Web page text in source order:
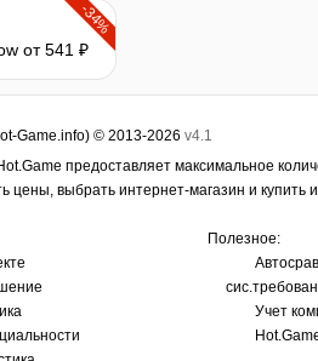
-34%
от 541 ₽
Game.info) © 2013-2026 v4.1
предоставляет максимальное
цены, выбрать интернет-магазин и купить
Полезное:
Учет